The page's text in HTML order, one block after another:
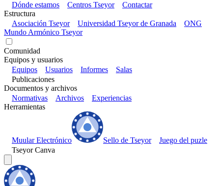
Dónde estamos
Centros Tseyor
Contactar
Estructura
Asociación Tseyor
Universidad Tseyor de Granada
ONG
Mundo Armónico Tseyor
Comunidad
Equipos y usuarios
Equipos
Usuarios Informes
Salas
Publicaciones
Documentos y archivos
Normativas
Archivos
Experiencias
Herramientas
Muular Electrónico Sello de Tseyor
Juego del puzle
Tseyor Canva